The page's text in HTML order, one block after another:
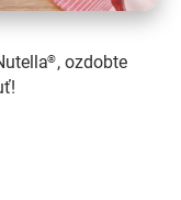
®, ozdobte